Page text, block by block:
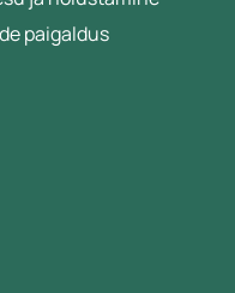
paigaldus